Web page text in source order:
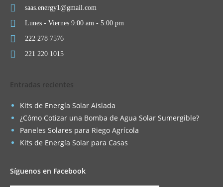
saas.energy1@gmail.com
Lunes - Viernes 9:00 am - 5:00 pm
222 278 7576
221 220 1015
Entradas recientes
Kits de Energía Solar Aislada
¿Cómo Cotizar una Bomba de Agua Solar Sumergible?
Paneles Solares para Riego Agrícola
Kits de Energía Solar para Casas
Síguenos en Facebook